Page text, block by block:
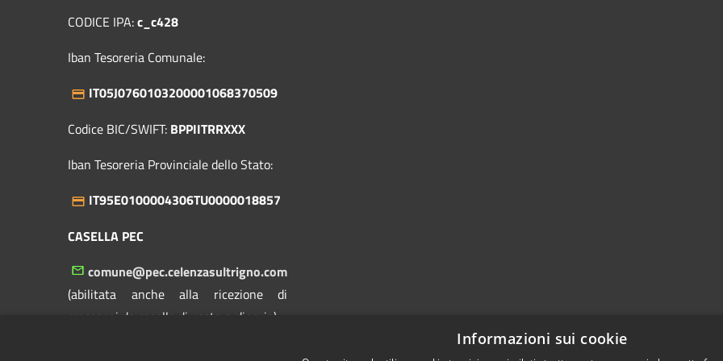
CODICE IPA:c_c428
Iban Tesoreria Comunale:
IT05J0760103200001068370509
Codice BIC/SWIFT: BPPIITRRXXX
Iban Tesoreria Provinciale dello Stato:
IT95E0100004306TU0000018857
CASELLA PEC
comune@pec.celenzasultrigno.com
(abilitata anche alla ricezione di
messaggi da caselle di posta ordinaria)
Informazioni sui cookie